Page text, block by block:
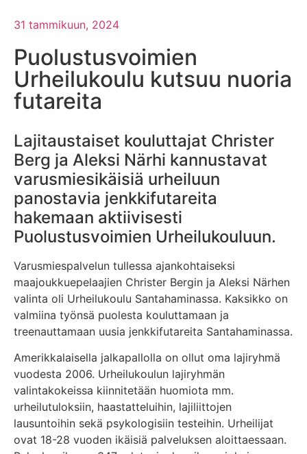
31 tammikuun, 2024
Puolustusvoimien
Urheilukoulu kutsuu nuoria
futareita
Lajitaustaiset kouluttajat Christer
Berg ja Aleksi Närhi kannustavat
varusmiesikäisiä urheiluun
panostavia jenkkifutareita
hakemaan aktiivisesti
Puolustusvoimien Urheilukouluun.
Varusmiespalvelun tullessa ajankohtaiseksi
maajoukkuepelaajien Christer Bergin ja Aleksi Närhen
valinta oli Urheilukoulu Santahaminassa. Kaksikko on
valmiina työnsä puolesta kouluttamaan ja
treenauttamaan uusia jenkkifutareita Santahaminassa.
Amerikkalaisella jalkapallolla on ollut oma lajiryhmä
vuodesta 2006. Urheilukoulun lajiryhmän
valintakokeissa kiinnitetään huomiota mm.
urheilutuloksiin, haastatteluihin, lajiliittojen
lausuntoihin sekä psykologisiin testeihin. Urheilijat
ovat 18-28 vuoden ikäisiä palveluksen aloittaessaan.